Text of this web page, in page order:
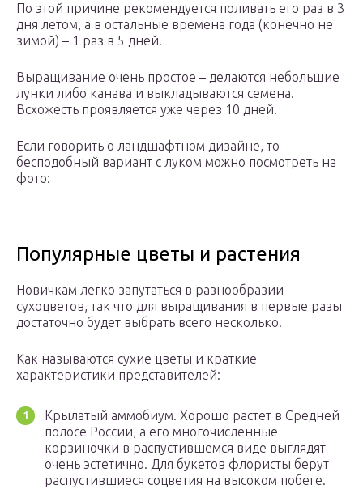
По этой причине рекомендуется поливать его раз в 3
дня летом, а в остальные времена года (конечно не
зимой) – 1 раз в 5 дней.
Выращивание очень простое – делаются небольшие
лунки либо канава и выкладываются семена.
Всхожесть проявляется уже через 10 дней.
Если говорить о ландшафтном дизайне, то
бесподобный вариант с луком можно посмотреть на
фото:
Популярные цветы и растения
Новичкам легко запутаться в разнообразии
сухоцветов, так что для выращивания в первые разы
достаточно будет выбрать всего несколько.
Как называются сухие цветы и краткие
характеристики представителей:
Крылатый аммобиум. Хорошо растет в Средней
полосе России, а его многочисленные
корзиночки в распустившемся виде выглядят
очень эстетично. Для букетов флористы берут
распустившиеся соцветия на высоком побеге.